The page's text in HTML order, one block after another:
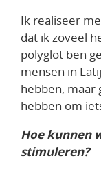
Ik realiseer
dat ik zoveel
polyglot ben
mensen in
hebben, maar
hebben om
Hoe kunnen
stimuleren?